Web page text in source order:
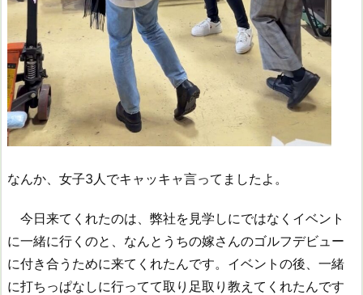
なんか、女子3人でキャッキャ言ってましたよ。
今日来てくれたのは、弊社を見学しにではなくイベント
に一緒に行くのと、なんとうちの嫁さんのゴルフデビュー
に付き合うために来てくれたんです。イベントの後、一緒
に打ちっぱなしに行ってて取り足取り教えてくれたんです